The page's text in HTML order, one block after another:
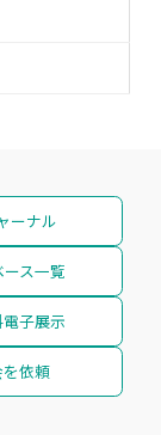
ーナル
ス一覧
子展示
依頼